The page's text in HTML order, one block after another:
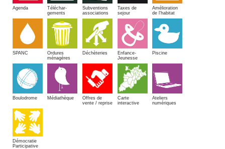
Agenda
Téléchar-
gements
Subventions
associations
Taxes de
sejour
Amélioration
de l'habitat
SPANC
Ordures
ménagères
Déchèteries
Enfance-
Jeunesse
Piscine
Boulodrome Médiathèque
Offres de
vente / reprise
Carte
interactive
Ateliers
numériques
Démocratie
Participative